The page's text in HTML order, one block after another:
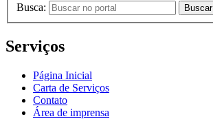
Busca: Buscar
Serviços
Página Inicial
Carta de Serviços
Contato
Área de imprensa